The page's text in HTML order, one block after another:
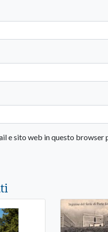
e sito web in questo browser